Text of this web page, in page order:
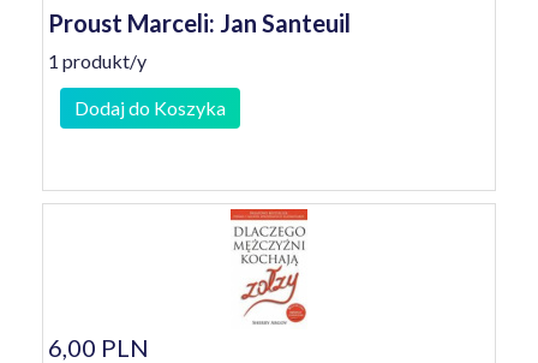
Proust Marceli: Jan Santeuil
1 produkt/y
Dodaj do Koszyka
6,00 PLN